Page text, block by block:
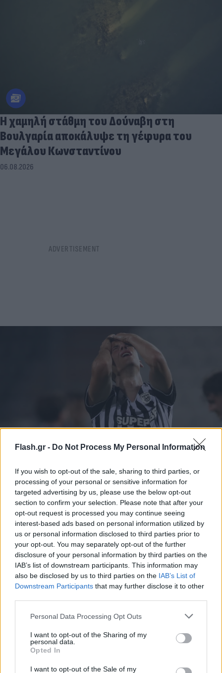
Flash.gr - Do Not Process My Personal Information
If you wish to opt-out of the sale, sharing to third parties, or
processing of your personal or sensitive information for
targeted advertising by us, please use the below opt-out
section to confirm your selection. Please note that after your
opt-out request is processed you may continue seeing
interest-based ads based on personal information utilized by
us or personal information disclosed to third parties prior to
your opt-out. You may separately opt-out of the further
disclosure of your personal information by third parties on the
IAB’s list of downstream participants. This information may
also be disclosed by us to third parties on the IAB’s List of
Downstream Participants that may further disclose it to other
Please note that this website/app uses one or more Google
not limited to your visit or usage behaviour. You may click to
grant or deny consent to Google and its third-party tags to
use your data for below specified purposes in below Google
consent section.
Personal Data Processing Opt Outs
I want to opt-out of the Sharing of my
personal data.
Opted In
I want to opt-out of the Sale of my
Η χαμηλή στάθμη του Δούναβη στη
Βουλγαρία αποκάλυψε τη γέφυρα του
Μεγάλου Κωνσταντίνου
06.08.2026
γκολ και την αστοχία του από την άσπρη βούλα
06.08.2026
Κρίση στο κόμμα Καρυστιανού: Δύο ακόμη
στελέχη αποχωρούν καταγγέλλοντας κλειστό